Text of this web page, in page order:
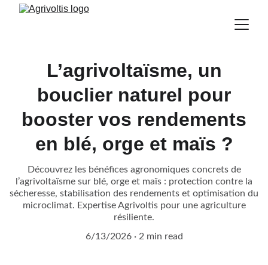
L’agrivoltaïsme, un
bouclier naturel pour
booster vos rendements
en blé, orge et maïs ?
Découvrez les bénéfices agronomiques concrets de
l’agrivoltaïsme sur blé, orge et maïs : protection contre la
sécheresse, stabilisation des rendements et optimisation du
microclimat. Expertise Agrivoltis pour une agriculture
résiliente.
6/13/2026
2 min read